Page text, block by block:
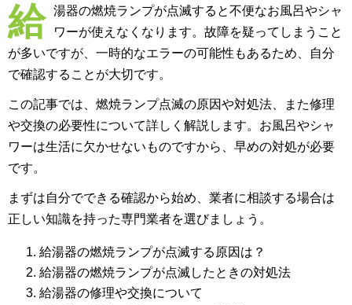
給 湯器の燃焼ランプが点滅すると不便なお風呂やシャ
ワーが使えなくなります。故障を疑ってしまうこと
が多いですが、一時的なエラーの可能性もあるため、自分
で確認することが大切です。
この記事では、燃焼ランプ点滅の原因や対処法、また修理
や交換の必要性について詳しく解説します。お風呂やシャ
ワーは生活に欠かせないものですから、早めの対処が必要
です。
まずは自分でできる確認から始め、業者に相談する場合は
正しい知識を持った専門業者を選びましょう。
給湯器の燃焼ランプが点滅する原因は？
給湯器の燃焼ランプが点滅したときの対処法
給湯器の修理や交換について